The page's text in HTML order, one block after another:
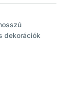
dekorációk